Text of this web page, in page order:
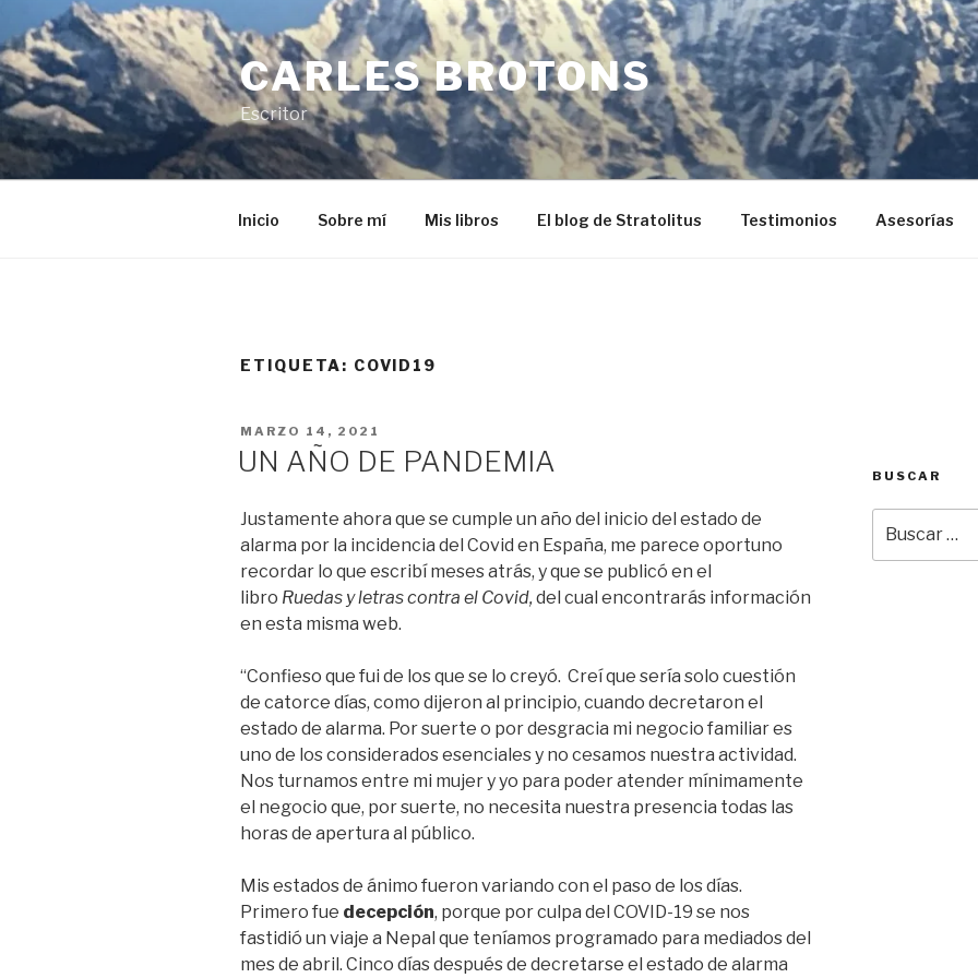
al
contenido
CARLES BROTONS
Escritor
Inicio Sobre mí Mis libros El blog de Stratolitus Testimonios Asesorías
ETIQUETA: COVID19
PUBLICADO
EL
MARZO 14, 2021
UN AÑO DE PANDEMIA
Justamente ahora que se cumple un año del inicio del estado de
alarma por la incidencia del Covid en España, me parece oportuno
recordar lo que escribí meses atrás, y que se publicó en el
libro Ruedas y letras contra el Covid, del cual encontrarás información
en esta misma web.
“Confieso que fui de los que se lo creyó. Creí que sería solo cuestión
de catorce días, como dijeron al principio, cuando decretaron el
estado de alarma. Por suerte o por desgracia mi negocio familiar es
uno de los considerados esenciales y no cesamos nuestra actividad.
Nos turnamos entre mi mujer y yo para poder atender mínimamente
el negocio que, por suerte, no necesita nuestra presencia todas las
horas de apertura al público.
Mis estados de ánimo fueron variando con el paso de los días.
Primero fue decepción, porque por culpa del COVID-19 se nos
fastidió un viaje a Nepal que teníamos programado para mediados del
mes de abril. Cinco días después de decretarse el estado de alarma
BUSCAR
por: